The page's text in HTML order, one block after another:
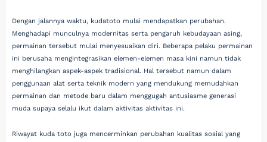
Dengan jalannya waktu, kudatoto mulai mendapatkan perubahan.
Menghadapi munculnya modernitas serta pengaruh kebudayaan asing,
permainan tersebut mulai menyesuaikan diri. Beberapa pelaku permainan
ini berusaha mengintegrasikan elemen-elemen masa kini namun tidak
menghilangkan aspek-aspek tradisional. Hal tersebut namun dalam
penggunaan alat serta teknik modern yang mendukung memudahkan
permainan dan metode baru dalam menggugah antusiasme generasi
muda supaya selalu ikut dalam aktivitas aktivitas ini.
Riwayat kuda toto juga mencerminkan perubahan kualitas sosial yang